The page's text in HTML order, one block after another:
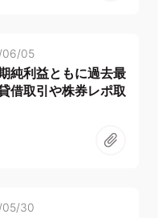
05
純利益ともに過去最
借取引や株券レポ取
30